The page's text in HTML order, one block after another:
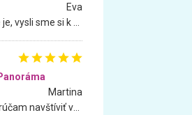
Eva
Martina